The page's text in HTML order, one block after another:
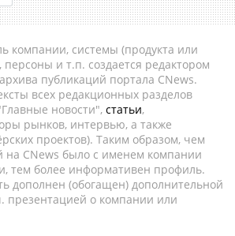
компании, системы (продукта или
персоны и т.п. создается редактором
публикаций портала CNews.
всех редакционных разделов
новости", статьи,
рынков, интервью, а также
проектов). Таким образом, чем
на CNews было с именем компании
тем более информативен профиль.
дополнен (обогащен) дополнительной
презентацией о компании или